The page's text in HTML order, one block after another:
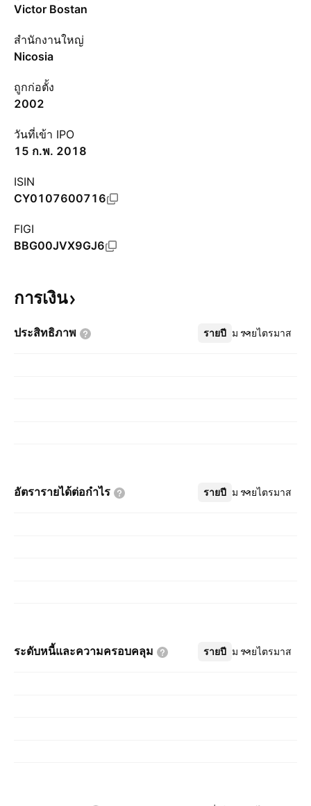
Victor Bostan
สำนักงานใหญ่
Nicosia
ถูกก่อตั้ง
2002
วันที่เข้า IPO
15 ก.พ. 2018
ISIN
CY0107600716
FIGI
BBG00JVX9GJ6
การเงิน
ประสิทธิภาพ รายปี รายไตรมาส
เพิ่มเติม
อัตรารายได้ต่อกำไร รายปี รายไตรมาส
เพิ่มเติม
ระดับหนี้และความครอบคลุม รายปี รายไตรมาส
เพิ่มเติม